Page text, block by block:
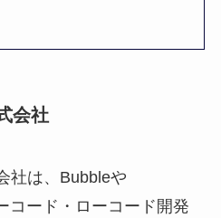
会社
社は、Bubbleや
コード・ローコード開発